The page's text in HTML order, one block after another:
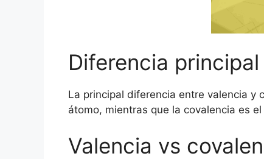
Diferencia principal
La principal diferencia entre valencia y
átomo, mientras que la covalencia es
Valencia vs